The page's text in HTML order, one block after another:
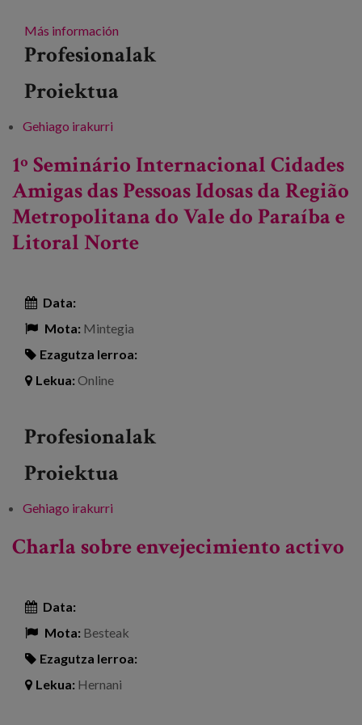
Más información
Profesionalak
Proiektua
Gehiago irakurri
servicios de proximidad” -ri buruz
1º Seminário Internacional Cidades
Amigas das Pessoas Idosas da Região
Metropolitana do Vale do Paraíba e
Litoral Norte
Data:
Mota: Mintegia
Ezagutza lerroa:
Lekua:Online
Profesionalak
Proiektua
Gehiago irakurri
do Vale do Paraíba e Litoral Norte -ri buruz
Charla sobre envejecimiento activo
Data:
Mota: Besteak
Ezagutza lerroa:
Lekua: Hernani